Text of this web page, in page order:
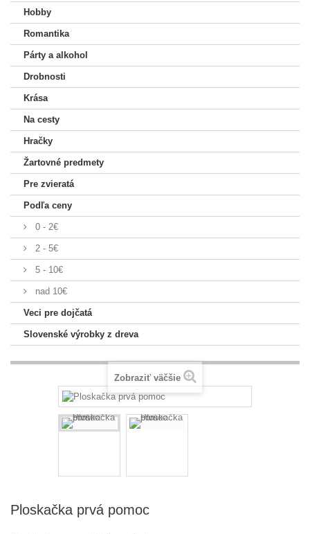
Hobby
Romantika
Párty a alkohol
Drobnosti
Krása
Na cesty
Hračky
Žartovné predmety
Pre zvieratá
Podľa ceny
0 - 2€
2 - 5€
5 - 10€
nad 10€
Veci pre dojčatá
Slovenské výrobky z dreva
Zobraziť väčšie
Ploskačka prvá pomoc